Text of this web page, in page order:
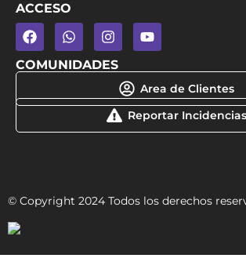
ACCESO
COMUNIDADES
Area de Clientes
Reportar Incidencias
© Copyright 2024 Todos los derechos